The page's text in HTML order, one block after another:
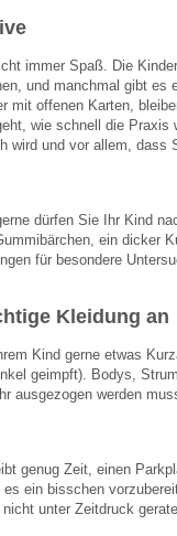
immer Spaß. Die
und manchmal gibt es
mit offenen Karten,
wie schnell die Praxis
wird und vor allem, dass
dürfen Sie Ihr Kind
ein dicker
für besondere
Kleidung an
Kind gerne etwas
geimpft). Bodys,
ausgezogen werden
genug Zeit, einen
ein bisschen
unter Zeitdruck